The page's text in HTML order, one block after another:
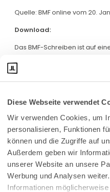
Diese Webseite verwendet
Wir verwenden Cookies, um
personalisieren, Funktionen
können und die Zugriffe auf
Außerdem geben wir
unserer Website an unsere
Werbung und Analysen
Informationen
Quelle: BMF online vom 20.
Download:
Das BMF-Schreiben ist auf
Bundeskanzlerplatz 2
53113 Bonn